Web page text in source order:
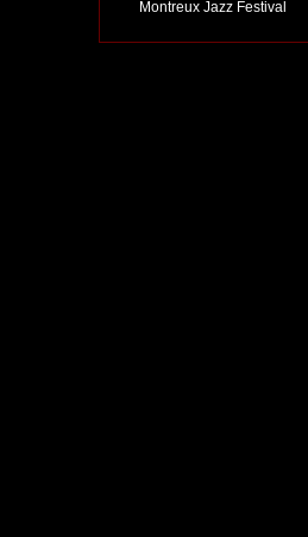
Montreux Jazz Festival